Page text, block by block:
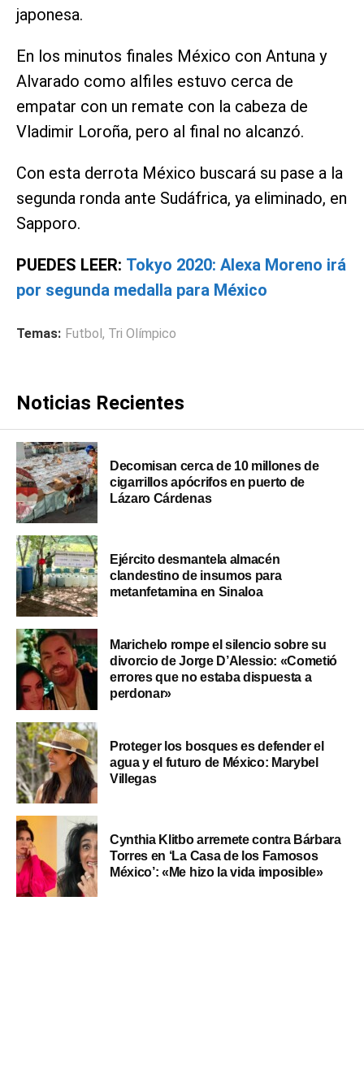
japonesa.
En los minutos finales México con Antuna y
Alvarado como alfiles estuvo cerca de
empatar con un remate con la cabeza de
Vladimir Loroña, pero al final no alcanzó.
Con esta derrota México buscará su pase a la
segunda ronda ante Sudáfrica, ya eliminado, en
Sapporo.
PUEDES LEER: Tokyo 2020: Alexa Moreno irá
por segunda medalla para México
Temas: Futbol, Tri Olímpico
Noticias Recientes
Decomisan cerca de 10 millones de
cigarrillos apócrifos en puerto de
Lázaro Cárdenas
Ejército desmantela almacén
clandestino de insumos para
metanfetamina en Sinaloa
Marichelo rompe el silencio sobre su
divorcio de Jorge D’Alessio: «Cometió
errores que no estaba dispuesta a
perdonar»
Proteger los bosques es defender el
agua y el futuro de México: Marybel
Villegas
Cynthia Klitbo arremete contra Bárbara
Torres en ‘La Casa de los Famosos
México’: «Me hizo la vida imposible»